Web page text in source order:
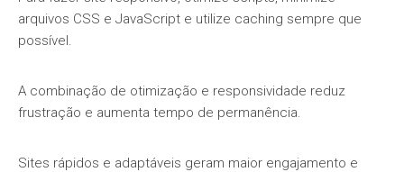
arquivos CSS e JavaScript e utilize caching sempre que
possível.
A combinação de otimização e responsividade reduz
frustração e aumenta tempo de permanência.
Sites rápidos e adaptáveis geram maior engajamento e